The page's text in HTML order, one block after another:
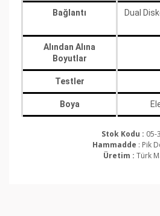
Bağlantı
Dual
Alından Alına
Boyutlar
Testler
Boya
Stok Kodu : 05-
Hammadde : Pik
Üretim : Türk